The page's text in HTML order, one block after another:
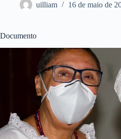
uilliam 16 de maio de
Documento